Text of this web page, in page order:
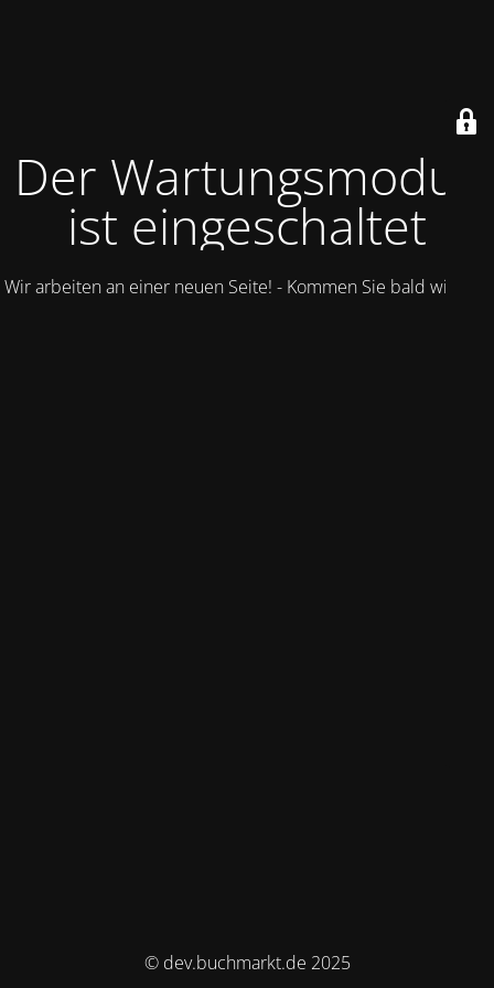
Der Wartungsmodus
ist eingeschaltet
Wir arbeiten an einer neuen Seite! - Kommen Sie bald wieder.
© dev.buchmarkt.de 2025